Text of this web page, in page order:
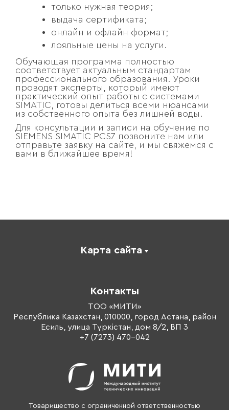
только нужная теория;
выдача сертификата;
онлайн и офлайн формат;
лояльные цены на услуги.
Обучающая программа полностью
соответствует актуальным стандартам
профессионального образования. Уроки
проводят эксперты, который имеют
практический опыт работы с системами
SIMATIC, готовы делиться всеми нюансами
из собственного опыта без лишней воды.
Для консультации и записи на обучение по
SIEMENS SIMATIC PCS7 позвоните нам или
отправьте заявку на сайте, и мы свяжемся с
вами в ближайшее время!
Товарищество с ограниченной ответственностью
Карта сайта
Оплата обучения
Тренеры
О компании
Контакты
Контакты
ТОО «МИТИ»
Республика Казахстан, 010000, город Астана, район
Есиль, улица Түркістан, дом 8/2, ВП 3
+7 (7273) 470-042